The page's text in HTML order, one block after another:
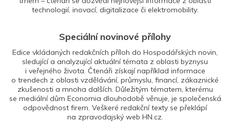
technologií, inovací, digitalizace či elektromobility.
Speciální novinové přílohy
Edice vkládaných redakčních příloh do Hospodářských novin,
sledující a analyzující aktuální témata z oblasti byznysu
i veřejného života. Čtenáři získají například informace
o trendech z oblasti vzdělávání, průmyslu, financí, zákaznické
zkušenosti a mnoha dalších. Důležitým tématem, kterému
se mediální dům Economia dlouhodobě věnuje, je společenská
odpovědnost firem. Veškeré redakční texty se překlápí
na zpravodajský web HN.cz.